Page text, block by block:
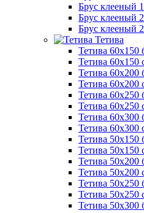
Брус клееный
Брус клееный
Брус клееный
Тетива
Тетива 60х150
Тетива 60х150
Тетива 60х200
Тетива 60х200
Тетива 60х250
Тетива 60х250
Тетива 60х300
Тетива 60х300
Тетива 50х150
Тетива 50х150
Тетива 50х200
Тетива 50х200
Тетива 50х250
Тетива 50х250
Тетива 50х300